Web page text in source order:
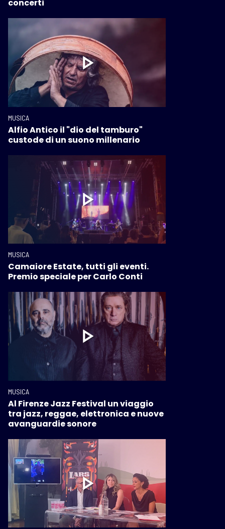
concerti
MUSICA
Alfio Antico il "dio del tamburo"
custode di un suono millenario
MUSICA
Camaiore Estate, tutti gli eventi.
Premio speciale per Carlo Conti
MUSICA
Al Firenze Jazz Festival un viaggio
tra jazz, reggae, elettronica e nuove
avanguardie sonore